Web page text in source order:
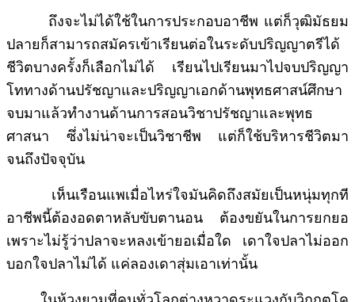
ถึงจะไม่ได้ใช้ในการประกอบอาชีพ แต่ก็วุฒิมัธยม
ปลายก็สามารถสมัครเข้าเรียนต่อในระดับปริญญาตรีได้
ชีวิตบางครั้งก็เลือกไม่ได้ เรียนไปเรียนมาไปจบปริญญา
โททางด้านปรัชญาและปริญญาเอกด้านพุทธศาสน์ศึกษา
จบมาแล้วทำงานด้านการสอนวิชาปรัชญาและพุทธ
ศาสนา ซึ่งไม่น่าจะเป็นวิชาชีพ แต่ก็ใช้บริหารชีวิตมา
จนถึงปัจจุบัน
เห็นเรือนแพเมื่อไหร่ใจมันคิดถึงสมัยเป็นหนุ่มทุกที
อาชีพนี้ต้องอดตาหลับขับตานอน ต้องขยันในการยกยอ
เพราะไม่รู้ว่าปลาจะหลงเข้ายอเมื่อใด เดาใจปลาไม่ออก
บอกใจปลาไม่ได้ แค่ลองเดาสุ่มเอาเท่านั้น